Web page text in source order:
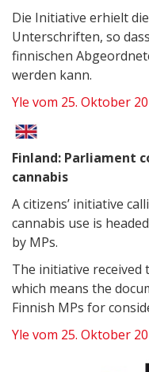
Die Initiative erhielt
Unterschriften, so
finnischen
werden kann.
Yle vom 25. Oktober
Finland: Parliament
cannabis
A citizens’ initiative
cannabis use is
by MPs.
The initiative received
which means the
Finnish MPs for
Yle vom 25. Oktober